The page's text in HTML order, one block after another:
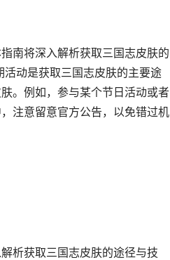
南将深入解析获取三国志皮肤的
动是获取三国志皮肤的主要途
。例如，参与某个节日活动或者
注意留意官方公告，以免错过机
析获取三国志皮肤的途径与技